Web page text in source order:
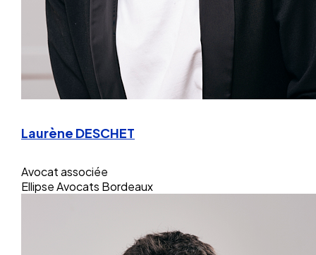
Laurène DESCHET
Avocat associée
Ellipse Avocats Bordeaux